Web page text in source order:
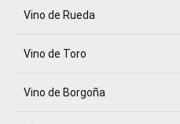
Vino de Rueda
Vino de Toro
Vino de Borgoña